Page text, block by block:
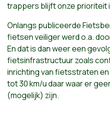
trappers blijft onze prioriteit
Onlangs publiceerde
fietsen veiliger werd o.a.
En dat is dan weer een
fietsinfrastructuur zoals
inrichting van fietsstraten
tot 30 km/u daar waar er
(mogelijk) zijn.